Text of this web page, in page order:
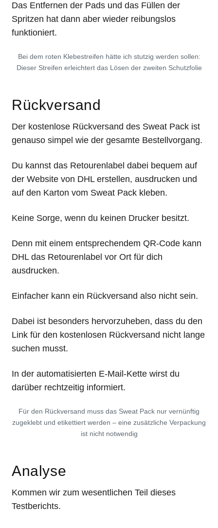
Das Entfernen der Pads und das Füllen der
Spritzen hat dann aber wieder reibungslos
funktioniert.
Bei dem roten Klebestreifen hätte ich stutzig werden sollen:
Dieser Streifen erleichtert das Lösen der zweiten Schutzfolie
Rückversand
Der kostenlose Rückversand des Sweat Pack ist
genauso simpel wie der gesamte Bestellvorgang.
Du kannst das Retourenlabel dabei bequem auf
der Website von DHL erstellen, ausdrucken und
auf den Karton vom Sweat Pack kleben.
Keine Sorge, wenn du keinen Drucker besitzt.
Denn mit einem entsprechendem QR-Code kann
DHL das Retourenlabel vor Ort für dich
ausdrucken.
Einfacher kann ein Rückversand also nicht sein.
Dabei ist besonders hervorzuheben, dass du den
Link für den kostenlosen Rückversand nicht lange
suchen musst.
In der automatisierten E-Mail-Kette wirst du
darüber rechtzeitig informiert.
Für den Rückversand muss das Sweat Pack nur vernünftig
zugeklebt und etikettiert werden – eine zusätzliche Verpackung
ist nicht notwendig
Analyse
Kommen wir zum wesentlichen Teil dieses
Testberichts.